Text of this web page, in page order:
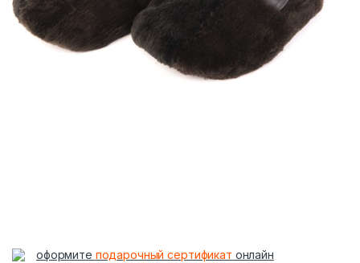
оформите подарочный сертификат онлайн